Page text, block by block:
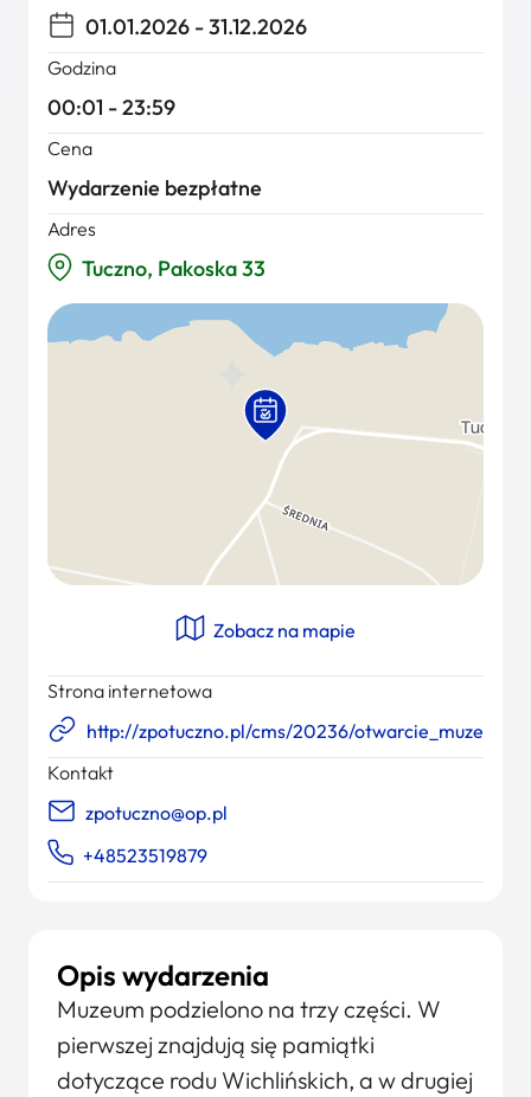
Opis wydarzenia
Muzeum podzielono na trzy części. W
pierwszej znajdują się pamiątki
dotyczące rodu Wichlińskich, a w drugiej
01.01.2026 - 31.12.2026
Godzina
00:01 - 23:59
Cena
Wydarzenie bezpłatne
Adres
Tuczno, Pakoska 33
Zobacz na mapie
Strona internetowa
http://zpotuczno.pl/cms/20236/otwarcie_muzeum
Kontakt
zpotuczno@op.pl
+48523519879